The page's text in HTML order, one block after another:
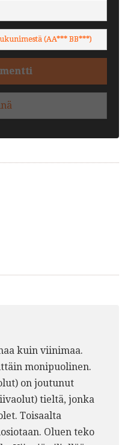
(AA*** BB***)
kuin viinimaa.
monipuolinen.
on joutunut
tieltä, jonka
Toisaalta
Oluen teko